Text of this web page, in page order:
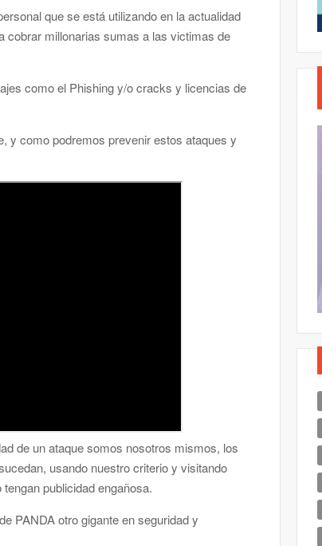
que se está utilizando en la actualidad
cobrar millonarias sumas a las victimas de
como el Phishing y/o cracks y licencias de
y como podremos prevenir estos ataques y
de un ataque somos nosotros mismos, los
usando nuestro criterio y visitando
publicidad engañosa.
PANDA otro gigante en seguridad y